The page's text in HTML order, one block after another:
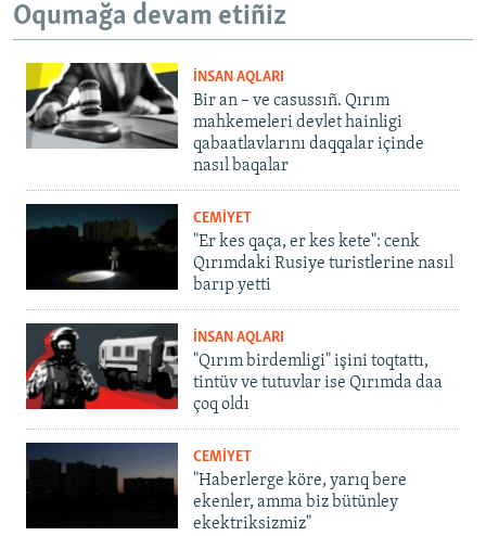
Oqumağa devam etiñiz
İNSAN AQLARI
Bir an – ve casussıñ. Qırım
mahkemeleri devlet hainligi
qabaatlavlarını daqqalar içinde
nasıl baqalar
CEMİYET
"Er kes qaça, er kes kete": cenk
Qırımdaki Rusiye turistlerine nasıl
barıp yetti
İNSAN AQLARI
"Qırım birdemligi" işini toqtattı,
tintüv ve tutuvlar ise Qırımda daa
çoq oldı
CEMİYET
"Haberlerge köre, yarıq bere
ekenler, amma biz bütünley
ekektriksizmiz"